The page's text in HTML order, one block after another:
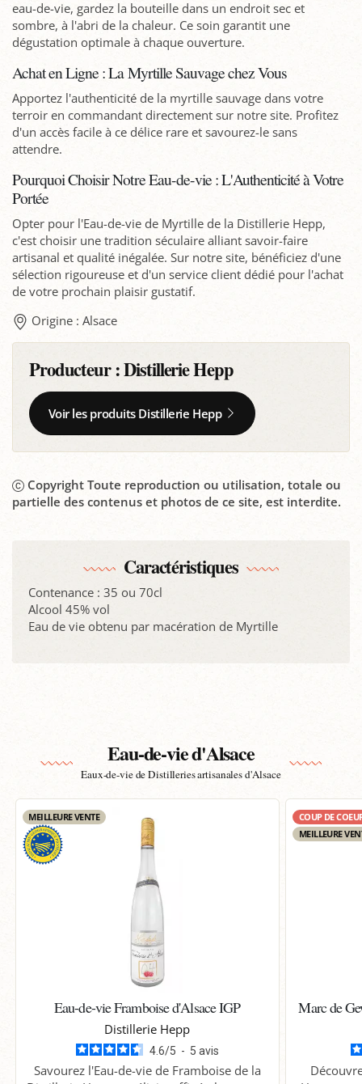
eau-de-vie, gardez la bouteille dans un endroit sec et
sombre, à l'abri de la chaleur. Ce soin garantit une
dégustation optimale à chaque ouverture.
Achat en Ligne : La Myrtille Sauvage chez Vous
Apportez l'authenticité de la myrtille sauvage dans votre
terroir en commandant directement sur notre site. Profitez
d'un accès facile à ce délice rare et savourez-le sans
attendre.
Pourquoi Choisir Notre Eau-de-vie : L'Authenticité à Votre
Portée
Opter pour l'Eau-de-vie de Myrtille de la Distillerie Hepp,
c'est choisir une tradition séculaire alliant savoir-faire
artisanal et qualité inégalée. Sur notre site, bénéficiez d'une
sélection rigoureuse et d'un service client dédié pour l'achat
de votre prochain plaisir gustatif.
Origine : Alsace
Producteur :Distillerie Hepp
Voir les produits Distillerie Hepp
Copyright Toute reproduction ou utilisation, totale ou
partielle des contenus et photos de ce site, est interdite.
Caractéristiques
Contenance : 35 ou 70cl
Alcool 45% vol
Eau de vie obtenu par macération de Myrtille
Eau-de-vie d'Alsace
Eaux-de-vie de Distilleries artisanales d'Alsace
MEILLEURE VENTE
Eau-de-vie Framboise d'Alsace IGP
Distillerie Hepp
4.6/5 - 5 avis
Savourez l'Eau-de-vie de Framboise de la
COUP DE
MEILLEURE
Marc de